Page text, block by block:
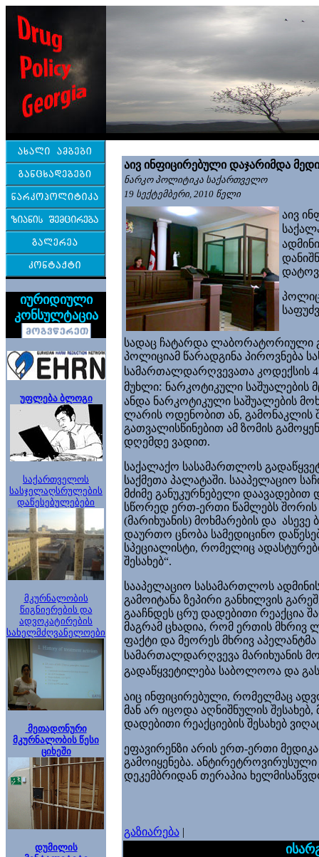
იურიდიული
კონსულტაცია
უფლება ბლოგი
საქართველოს
სასჯელაღსრულების
დაწესებულებები
მკურნალობის
წიგნიერების და
ადვოკატირების
სახელმძღვანელოები
მეთადონური
მკურნალობის წესი
ციხეში
დუმილის
აივ ინფიცირებული დაჯარიმდა
ნარკო პოლიტიკა საქართველო
19 სექტემბერი, 2010 წელი
აივ
სადაც ჩატარდა ლაბორატორიული
პოლიციამ წარადგინა პიროვნება
სამართალდარღვევათა კოდექსის
მუხლი: ნარკოტიკული საშუალების
ანდა ნარკოტიკული საშუალების
ლარის ოდენობით ან, გამონაკლის
გათვალისწინებით ამ ზომის
დღემდე ვადით.
საქალაქო სასამართლოს
საქმეთა პალატაში. სააპელაციო
მძიმე განუკურნებელი
სწორედ ერთ-ერთი წამლებს შორის
(მარიხუანის) მოხმარების და ასევე
დაურთო ცნობა სამედიცინო
სპეციალისტი, რომელიც
შესახებ“.
სააპელაციო სასამართლოს
გამოიტანა ზეპირი განხილვის
გააჩნდეს ცრუ დადებითი რეაქცია
მაგრამ ცხადია, რომ ერთის მხრივ
ფაქტი და მეორეს მხრივ
სამართალდარღვევა მარიხუანის
გადაწყვეტილება საბოლოოა და
აიც ინფიცირებული, რომელმაც
მან არ იცოდა აღნიშნულის
დადებითი რეაქციების შესახებ
ეფავირენზი არის ერთ-ერთი
გამოიყენება. ანტირეტროვირუსული
დეკემბრიდან თერაპია
გაზიარება |